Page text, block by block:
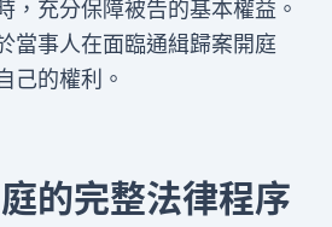
，充分保障被告的基本權益。
當事人在面臨通緝歸案開庭
己的權利。
的完整法律程序